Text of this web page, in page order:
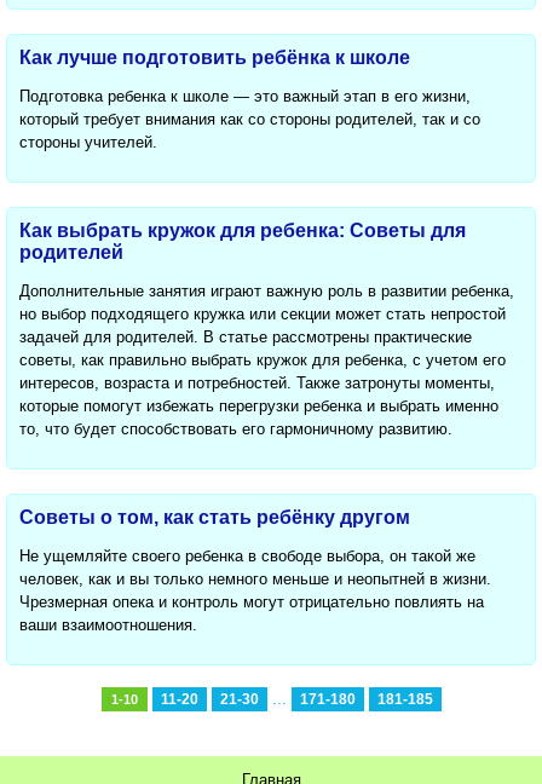
Как лучше подготовить ребёнка к школе
Подготовка ребенка к школе — это важный этап в его жизни,
который требует внимания как со стороны родителей, так и со
стороны учителей.
Как выбрать кружок для ребенка: Советы для
родителей
Дополнительные занятия играют важную роль в развитии ребенка,
но выбор подходящего кружка или секции может стать непростой
задачей для родителей. В статье рассмотрены практические
советы, как правильно выбрать кружок для ребенка, с учетом его
интересов, возраста и потребностей. Также затронуты моменты,
которые помогут избежать перегрузки ребенка и выбрать именно
то, что будет способствовать его гармоничному развитию.
Советы о том, как стать ребёнку другом
Не ущемляйте своего ребенка в свободе выбора, он такой же
человек, как и вы только немного меньше и неопытней в жизни.
Чрезмерная опека и контроль могут отрицательно повлиять на
ваши взаимоотношения.
1-10 11-20 21-30 ... 171-180 181-185
Главная